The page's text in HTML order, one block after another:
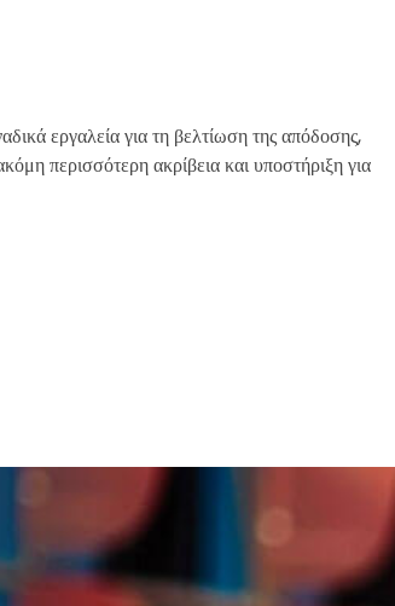
εργαλεία για τη βελτίωση της απόδοσης,
περισσότερη ακρίβεια και υποστήριξη για